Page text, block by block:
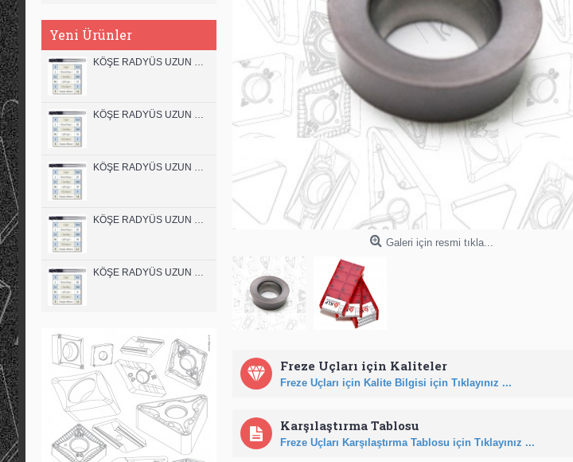
Yeni Ürünler
Galeri için resmi tıkla...
Freze Uçları için Kaliteler
Freze Uçları için Kalite Bilgisi için Tıklayınız ...
Karşılaştırma Tablosu
Freze Uçları Karşılaştırma Tablosu için Tıklayınız ...